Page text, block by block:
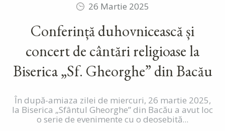
26 Martie 2025
Conferință duhovnicească și
concert de cântări religioase la
Biserica „Sf. Gheorghe” din Bacău
În după-amiaza zilei de miercuri, 26 martie 2025,
la Biserica „Sfântul Gheorghe” din Bacău a avut loc
o serie de evenimente cu o deosebită...